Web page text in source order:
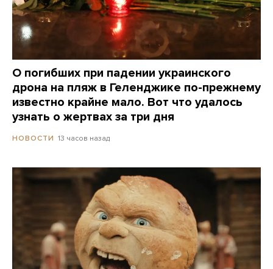
О погибших при падении украинского
дрона на пляж в Геленджике по-прежнему
известно крайне мало. Вот что удалось
узнать о жертвах за три дня
НОВОСТИ 13 часов назад